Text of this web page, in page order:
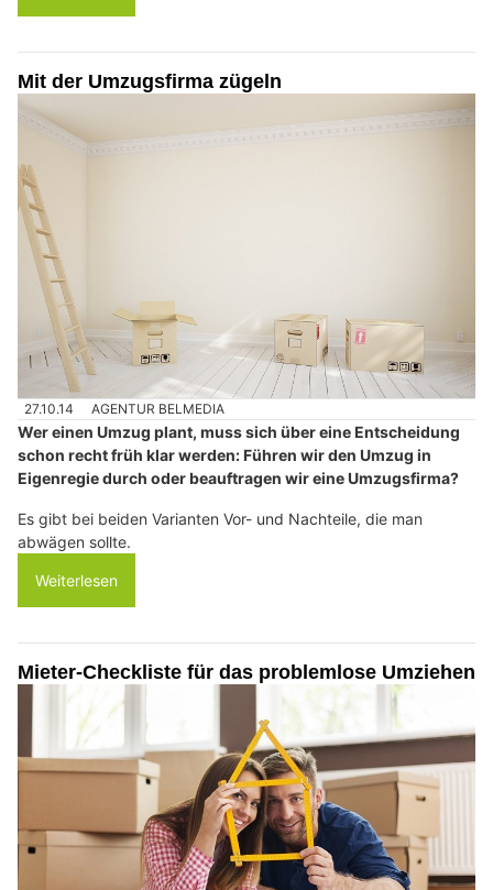
Mit der Umzugsfirma zügeln
27.10.14 AGENTUR BELMEDIA
Wer einen Umzug plant, muss sich über eine Entscheidung
schon recht früh klar werden: Führen wir den Umzug in
Eigenregie durch oder beauftragen wir eine Umzugsfirma?
Es gibt bei beiden Varianten Vor- und Nachteile, die man
abwägen sollte.
Weiterlesen
Mieter-Checkliste für das problemlose Umziehen